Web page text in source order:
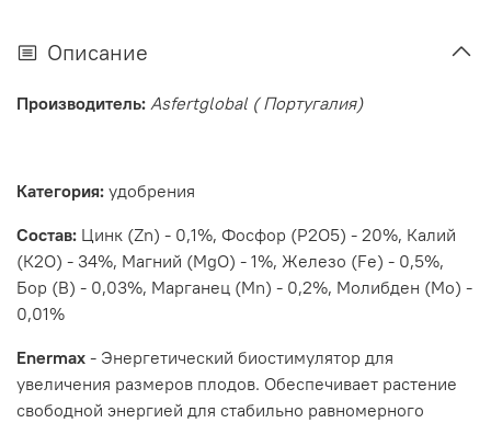
Описание
Производитель: Asfertglobal ( Португалия)
Категория: удобрения
Состав: Цинк (Zn) - 0,1%, Фосфор (Р2О5) - 20%, Калий
(К2О) - 34%, Магний (MgO) - 1%, Железо (Fe) - 0,5%,
Бор (В) - 0,03%, Марганец (Mn) - 0,2%, Молибден (Мо) -
0,01%
Enermax - Энергетический биостимулятор для
увеличения размеров плодов. Обеспечивает растение
свободной энергией для стабильно равномерного